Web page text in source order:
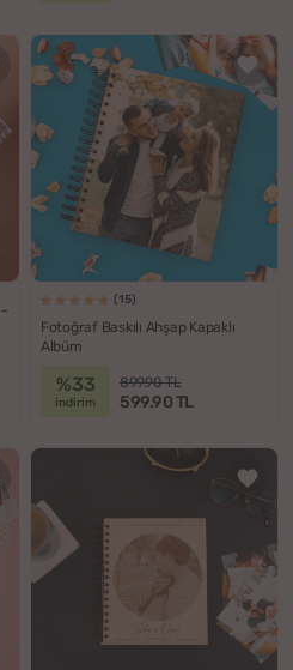
-
(15)
Fotoğraf Baskılı Ahşap Kapaklı
Albüm
%33
indirim
899.90 TL
599.90 TL